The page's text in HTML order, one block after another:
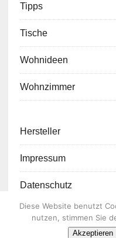
Tipps
Tische
Wohnideen
Wohnzimmer
Hersteller
Impressum
Datenschutz
Diese Website benutzt
nutzen, stimmen Sie
Akzeptieren